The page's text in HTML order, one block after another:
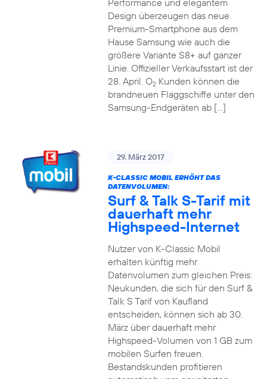
Performance und elegantem
Design überzeugen das neue
Premium-Smartphone aus dem
Hause Samsung wie auch die
größere Variante S8+ auf ganzer
Linie. Offizieller Verkaufsstart ist der
28. April. O2Kunden können die
brandneuen Flaggschiffe unter den
Samsung-Endgeräten ab […]
29. März 2017
K-CLASSIC MOBIL ERHÖHT DAS
DATENVOLUMEN:
Surf & Talk S-Tarif mit
dauerhaft mehr
Highspeed-Internet
Nutzer von K-Classic Mobil
erhalten künftig mehr
Datenvolumen zum gleichen Preis:
Neukunden, die sich für den Surf &
Talk S Tarif von Kaufland
entscheiden, können sich ab 30.
März über dauerhaft mehr
Highspeed-Volumen von 1 GB zum
mobilen Surfen freuen.
Bestandskunden profitieren